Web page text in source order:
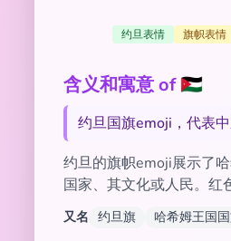
约旦表情 旗帜表情
含义和寓意 of 🇯🇴
约旦国旗emoji，代表中
约旦的旗帜emoji展示了
国家、其文化或人民。红
又名 约旦旗 哈希姆王国